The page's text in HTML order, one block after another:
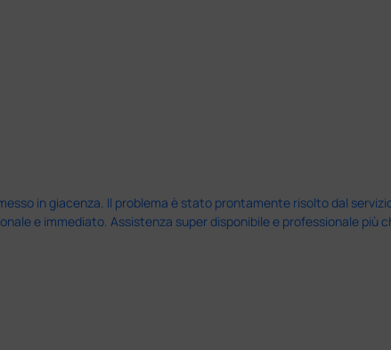
in giacenza. Il problema è stato prontamente risolto dal
e immediato. Assistenza super disponibile e professionale più